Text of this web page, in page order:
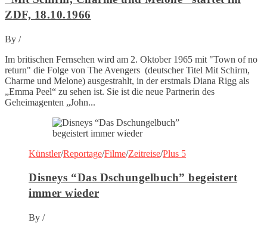
ZDF, 18.10.1966
By /
Im britischen Fernsehen wird am 2. Oktober 1965 mit "Town of no
return" die Folge von The Avengers (deutscher Titel Mit Schirm,
Charme und Melone) ausgestrahlt, in der erstmals Diana Rigg als
„Emma Peel“ zu sehen ist. Sie ist die neue Partnerin des
Geheimagenten „John...
Künstler/Reportage/Filme/Zeitreise/Plus 5
Disneys “Das Dschungelbuch” begeistert
immer wieder
By /